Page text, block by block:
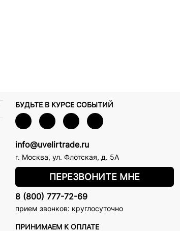
БУДЬТЕ В КУРСЕ СОБЫТИЙ
info@uvelirtrade.ru
г. Москва, ул. Флотская, д. 5А
ПЕРЕЗВОНИТЕ МНЕ
8 (800) 777-72-69
прием звонков: круглосуточно
ПРИНИМАЕМ К ОПЛАТЕ